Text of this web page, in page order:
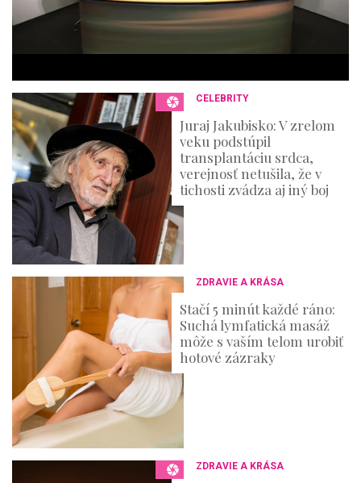
6
d
s
CELEBRITY
Juraj Jakubisko: V zrelom
veku podstúpil
transplantáciu srdca,
verejnosť netušila, že v
tichosti zvádza aj iný boj
ZDRAVIE A KRÁSA
Stačí 5 minút každé ráno:
Suchá lymfatická masáž
môže s vaším telom urobiť
hotové zázraky
ZDRAVIE A KRÁSA